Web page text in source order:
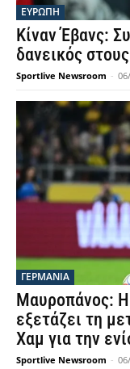
ΕΥΡΩΠΗ
Κίναν Έβανς:
δανεικός
Sportlive Newsroom -
ΓΕΡΜΑΝΙΑ
Μαυροπάνος:
εξετάζει τη
Χαμ για την
Sportlive Newsroom -